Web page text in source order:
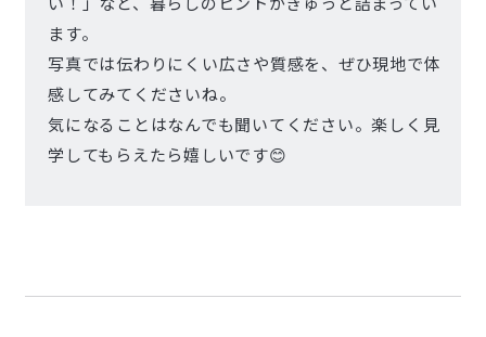
ます。
写真では伝わりにくい広さや質感を、ぜひ現地で体
感してみてくださいね。
気になることはなんでも聞いてください。楽しく見
学してもらえたら嬉しいです😊